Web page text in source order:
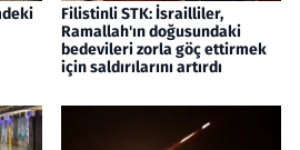
Filistinli STK: İsrailliler,
Ramallah'ın doğusundaki
bedevileri zorla göç ettirmek
için saldırılarını artırdı